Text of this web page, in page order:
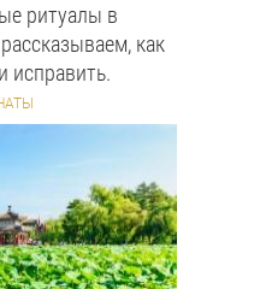
ритуалы в
как
исправить.